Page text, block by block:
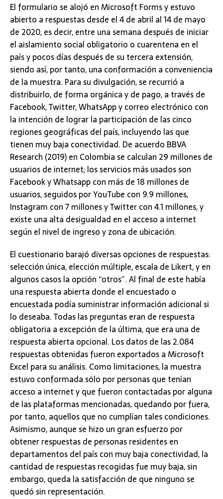
El formulario se alojó en Microsoft Forms y estuvo
abierto a respuestas desde el 4 de abril al 14 de mayo
de 2020, es decir, entre una semana después de iniciar
el aislamiento social obligatorio o cuarentena en el
país y pocos días después de su tercera extensión,
siendo así, por tanto, una conformación a conveniencia
de la muestra. Para su divulgación, se recurrió a
distribuirlo, de forma orgánica y de pago, a través de
Facebook, Twitter, WhatsApp y correo electrónico con
la intención de lograr la participación de las cinco
regiones geográficas del país, incluyendo las que
tienen muy baja conectividad. De acuerdo BBVA
Research (2019) en Colombia se calculan 29 millones de
usuarios de internet; los servicios más usados son
Facebook y Whatsapp con más de 18 millones de
usuarios, seguidos por YouTube con 9.9 millones,
Instagram con 7 millones y Twitter con 4.1 millones, y
existe una alta desigualdad en el acceso a internet
según el nivel de ingreso y zona de ubicación.
El cuestionario barajó diversas opciones de respuestas:
selección única, elección múltiple, escala de Likert, y en
algunos casos la opción “otros”. Al final de este había
una respuesta abierta donde el encuestado o
encuestada podía suministrar información adicional si
lo deseaba. Todas las preguntas eran de respuesta
obligatoria a excepción de la última, que era una de
respuesta abierta opcional. Los datos de las 2.084
respuestas obtenidas fueron exportados a Microsoft
Excel para su análisis. Como limitaciones, la muestra
estuvo conformada sólo por personas que tenían
acceso a internet y que fueron contactadas por alguna
de las plataformas mencionadas, quedando por fuera,
por tanto, aquellos que no cumplían tales condiciones.
Asimismo, aunque se hizo un gran esfuerzo por
obtener respuestas de personas residentes en
departamentos del país con muy baja conectividad, la
cantidad de respuestas recogidas fue muy baja, sin
embargo, queda la satisfacción de que ninguno se
quedó sin representación.